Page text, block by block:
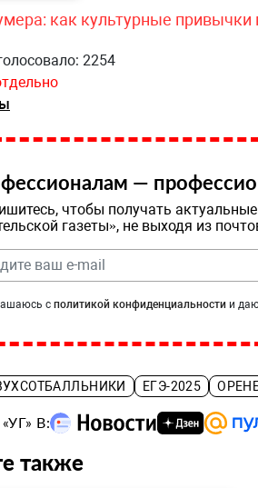
как культурные
2254
—
чтобы получать
газеты», не выходя из
с политикой конфиденциальности и
ЕГЭ-2025
В:
также